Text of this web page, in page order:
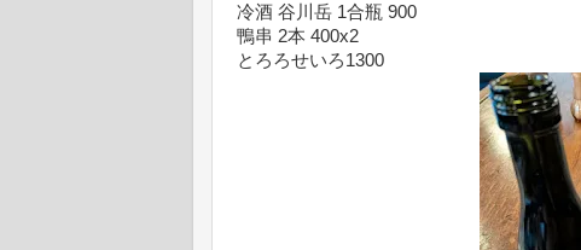
冷酒 谷川岳 1合瓶 900
鴨串 2本 400x2
とろろせいろ1300